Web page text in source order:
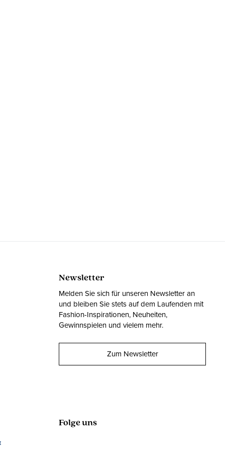
Newsletter
Melden Sie sich für unseren Newsletter an
und bleiben Sie stets auf dem Laufenden mit
Fashion-Inspirationen, Neuheiten,
Gewinnspielen und vielem mehr.
Zum Newsletter
Folge uns